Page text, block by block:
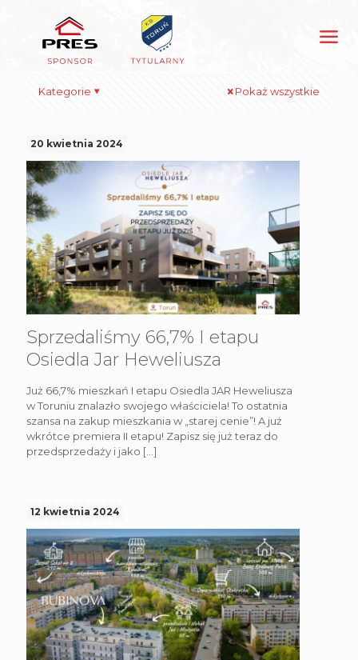
Kategorie Pokaż wszystkie
20 kwietnia 2024
Sprzedaliśmy 66,7% I etapu
Osiedla Jar Heweliusza
Już 66,7% mieszkań I etapu Osiedla JAR Heweliusza
w Toruniu znalazło swojego właściciela! To ostatnia
szansa na zakup mieszkania w „starej cenie”! A już
wkrótce premiera II etapu! Zapisz się już teraz do
przedsprzedaży i jako […]
12 kwietnia 2024